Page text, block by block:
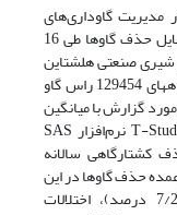
گاوداری‌های
صنعتی بزرگ است. بنابراین، در این تحقیق دلایل حذف گاوها طی 16
در 20 مزرعه گاو شیری صنعتی هلشتاین
ایران مورد بررسی قرار گرفت. در مجموع داده­های 129454 راس گاو
گزارش با میانگین
15 سال قبل، با استفاده از روش آماری T-Student نرم‌افزار SAS
حذف کشتارگاهی سالانه
اصلی عمده حذف گاوها در این
بررسی، مشکلات باروری و سقط جنین (7/23 درصد)، اختلالات